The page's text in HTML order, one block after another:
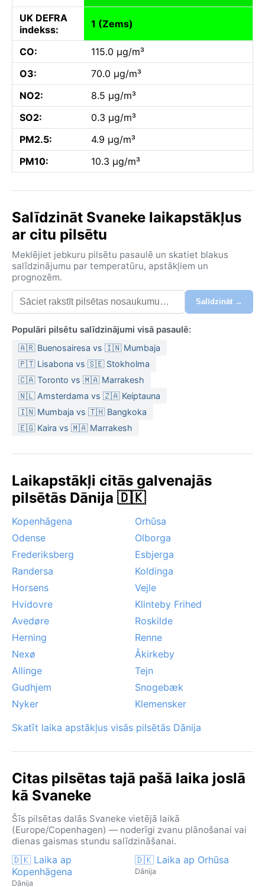
UK DEFRA
indekss:
1 (Zems)
CO:
115.0 µg/m³
O3:
70.0 µg/m³
NO2:
8.5 µg/m³
SO2:
0.3 µg/m³
PM2.5:
4.9 µg/m³
PM10:
10.3 µg/m³
Salīdzināt Svaneke laikapstākļus
ar citu pilsētu
Meklējiet jebkuru pilsētu pasaulē un skatiet blakus
salīdzinājumu par temperatūru, apstākļiem un
prognozēm.
Salīdzināt →
Populāri pilsētu salīdzinājumi visā pasaulē:
🇦🇷 Buenosairesa vs 🇮🇳 Mumbaja
🇵🇹 Lisabona vs 🇸🇪 Stokholma
🇨🇦 Toronto vs 🇲🇦 Marrakesh
🇳🇱 Amsterdama vs 🇿🇦 Keiptauna
🇮🇳 Mumbaja vs 🇹🇭 Bangkoka
🇪🇬 Kaira vs 🇲🇦 Marrakesh
Laikapstākļi citās galvenajās
pilsētās Dānija 🇩🇰
Kopenhāgena
Orhūsa
Odense
Olborga
Frederiksberg
Esbjerga
Randersa
Koldinga
Horsens
Vejle
Hvidovre
Klinteby Frihed
Avedøre
Roskilde
Herning
Renne
Nexø
Åkirkeby
Allinge
Tejn
Gudhjem
Snogebæk
Nyker
Klemensker
Skatīt laika apstākļus visās pilsētās Dānija
Citas pilsētas tajā pašā laika joslā
kā Svaneke
Šīs pilsētas dalās Svaneke vietējā laikā
(Europe/Copenhagen) — noderīgi zvanu plānošanai vai
dienas gaismas stundu salīdzināšanai.
🇩🇰 Laika ap
Kopenhāgena
Dānija
🇩🇰 Laika ap Orhūsa
Dānija